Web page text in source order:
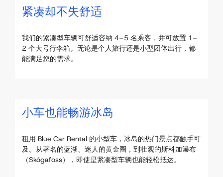
紧凑却不失舒适
我们的紧凑型车辆可舒适容纳 4–5 名乘客，并可放置 1–
2 个大号行李箱。无论是个人旅行还是小型团体出行，都
能满足您的需求。
小车也能畅游冰岛
租用 Blue Car Rental 的小型车，冰岛的热门景点都触手可
及。从著名的蓝湖、迷人的黄金圈，到壮观的斯科加瀑布
（Skógafoss），即使是紧凑型车辆也能轻松抵达。